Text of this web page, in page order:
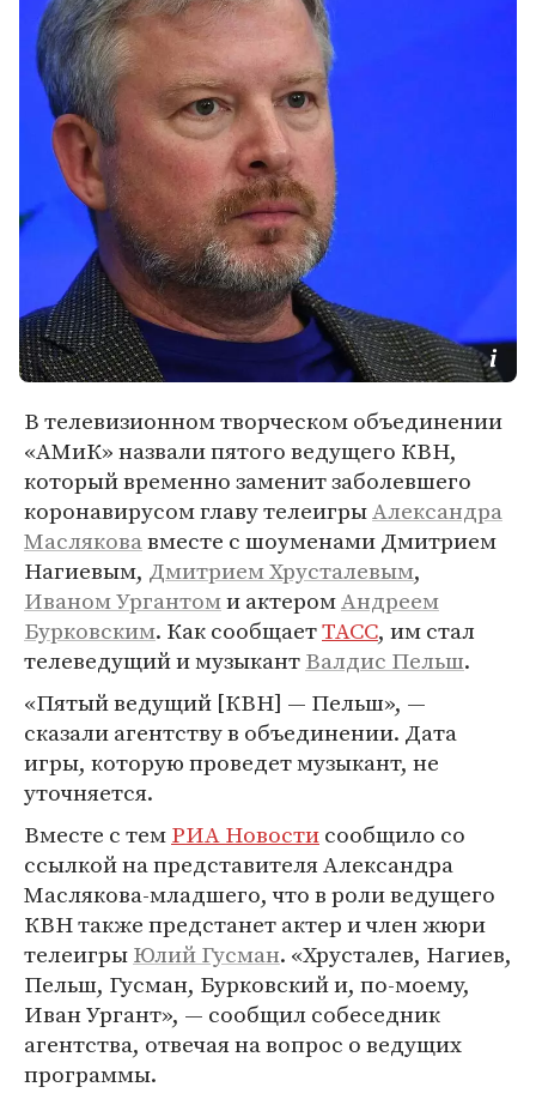
В телевизионном творческом объединении
«АМиК» назвали пятого ведущего КВН,
который временно заменит заболевшего
коронавирусом главу телеигрыАлександра
Масляковавместе с шоуменами Дмитрием
Нагиевым, Дмитрием Хрусталевым,
Иваном Ургантоми актеромАндреем
Бурковским. Как сообщаетТАСС, им стал
телеведущий и музыкантВалдис Пельш.
«Пятый ведущий [КВН] — Пельш», —
сказали агентству в объединении. Дата
игры, которую проведет музыкант, не
уточняется.
Вместе с темРИА Новостисообщило со
ссылкой на представителя Александра
Маслякова-младшего, что в роли ведущего
КВН также предстанет актер и член жюри
телеигрыЮлий Гусман. «Хрусталев, Нагиев,
Пельш, Гусман, Бурковский и, по-моему,
Иван Ургант», — сообщил собеседник
агентства, отвечая на вопрос о ведущих
программы.